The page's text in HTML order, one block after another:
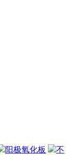
阳极氧化板
不